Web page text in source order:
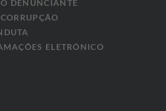
DENUNCIANTE
ELETRÓNICO